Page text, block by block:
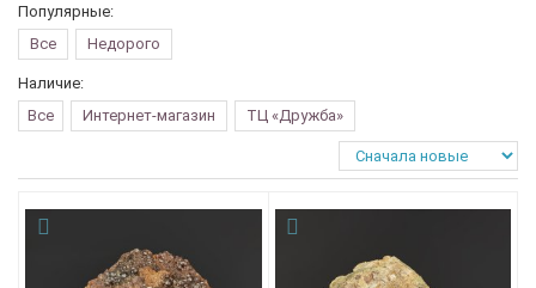
Популярные:
Все
Недорого
Наличие:
Все
Интернет-магазин ТЦ «Дружба»